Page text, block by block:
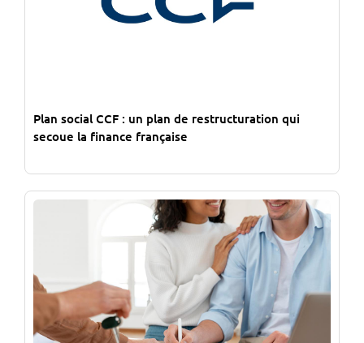
Plan social CCF : un plan de restructuration qui
secoue la finance française